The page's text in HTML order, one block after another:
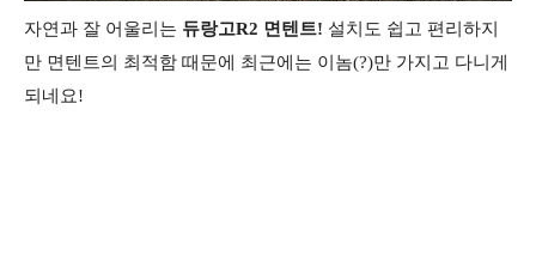
자연과 잘 어울리는 듀랑고R2 면텐트! 설치도 쉽고 편리하지
만 면텐트의 최적함 때문에 최근에는 이놈(?)만 가지고 다니게
되네요!